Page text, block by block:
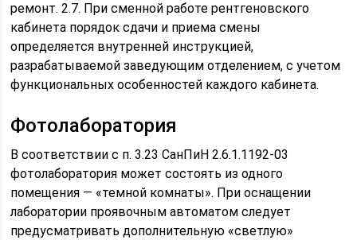
ремонт. 2.7. При сменной работе рентгеновского
кабинета порядок сдачи и приема смены
определяется внутренней инструкцией,
разрабатываемой заведующим отделением, с учетом
функциональных особенностей каждого кабинета.
Фотолаборатория
В соответствии с п. 3.23 СанПиН 2.6.1.1192-03
фотолаборатория может состоять из одного
помещения — «темной комнаты». При оснащении
лаборатории проявочным автоматом следует
предусматривать дополнительную «светлую»